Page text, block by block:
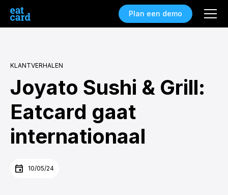
Plan een demo
KLANTVERHALEN
Joyato Sushi & Grill:
Eatcard gaat
internationaal
10/05/24